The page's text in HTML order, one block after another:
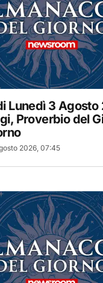
Lunedì 3 Agosto
Proverbio del
2026, 07:45